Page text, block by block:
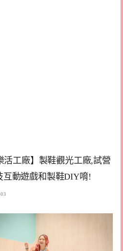
活工廠】製鞋觀光工廠,試營
互動遊戲和製鞋DIY唷!